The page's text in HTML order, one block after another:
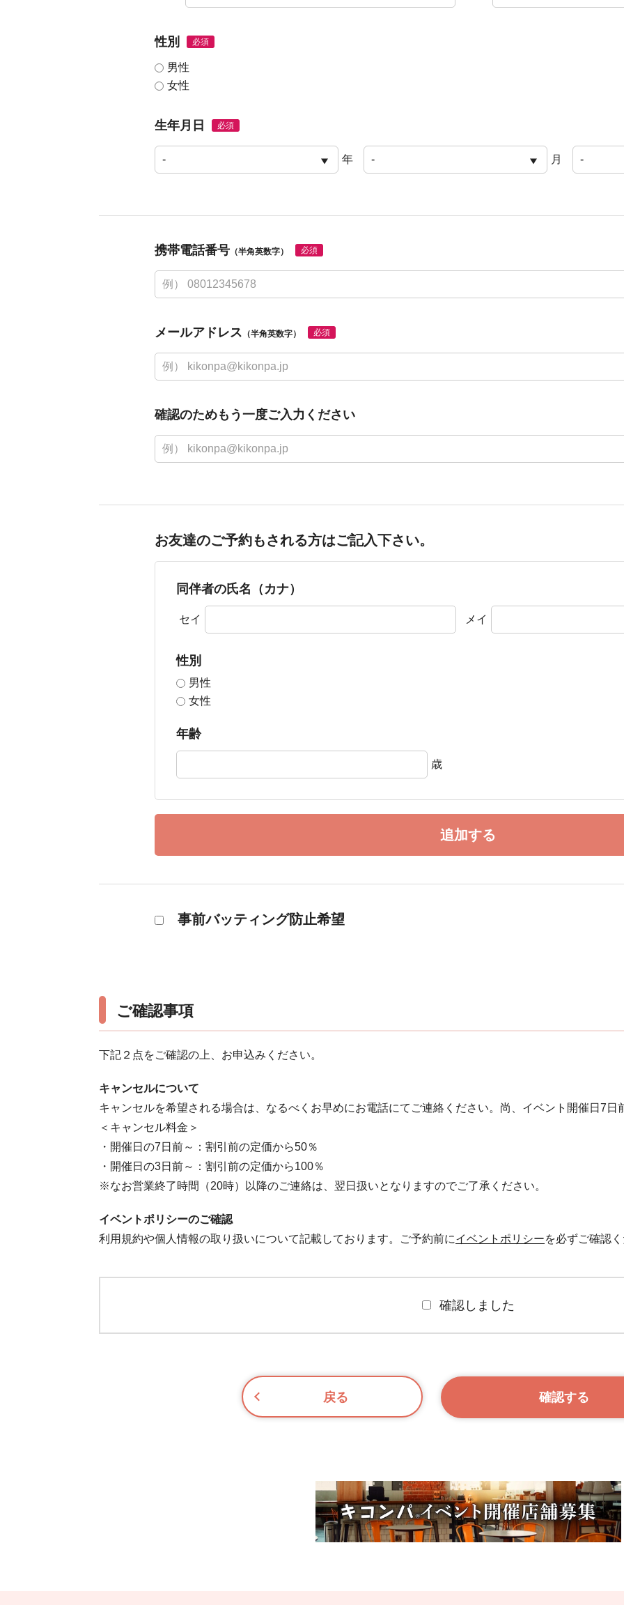
性別 必須
男性
女性
生年月日 必須
年 月
携帯電話番号 （半角英数字） 必須
メールアドレス （半角英数字） 必須
確認のためもう一度ご入力ください
お友達のご予約もされる方はご記入下さい。
同伴者の氏名（カナ）
セイ メイ
性別
男性
女性
年齢
歳
追加する
事前バッティング防止希望
ご確認事項
下記２点をご確認の上、お申込みください。
キャンセルについて
キャンセルを希望される場合は、なるべくお早めにお電話にてご連絡ください。 尚、イベント開催日7
＜キャンセル料金＞
・開催日の7日前～：割引前の定価から50％
・開催日の3日前～：割引前の定価から100％
※なお営業終了時間（20時）以降のご連絡は、翌日扱いとなりますのでご了承ください。
イベントポリシーのご確認
利用規約や個人情報の取り扱いについて記載しております。ご予約前にイベントポリシーを必ずご確認
確認しました